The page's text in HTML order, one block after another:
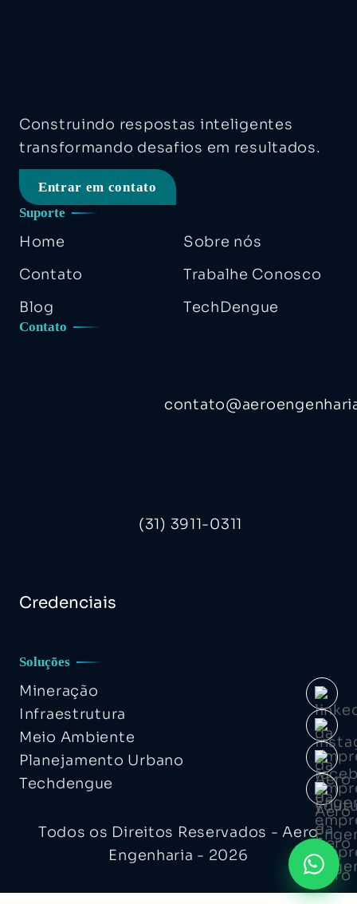
Construindo respostas inteligentes
transformando desafios em resultados.
Entrar em contato
Suporte
Home
Sobre nós
Contato
Trabalhe Conosco
Blog
TechDengue
Contato
(31) 3911-0311
Credenciais
Soluções
Mineração
Infraestrutura
Meio Ambiente
Planejamento Urbano
Techdengue
Todos os Direitos Reservados - Aero
Engenharia - 2026